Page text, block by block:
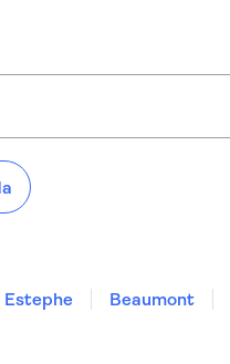
Estephe Beaumont